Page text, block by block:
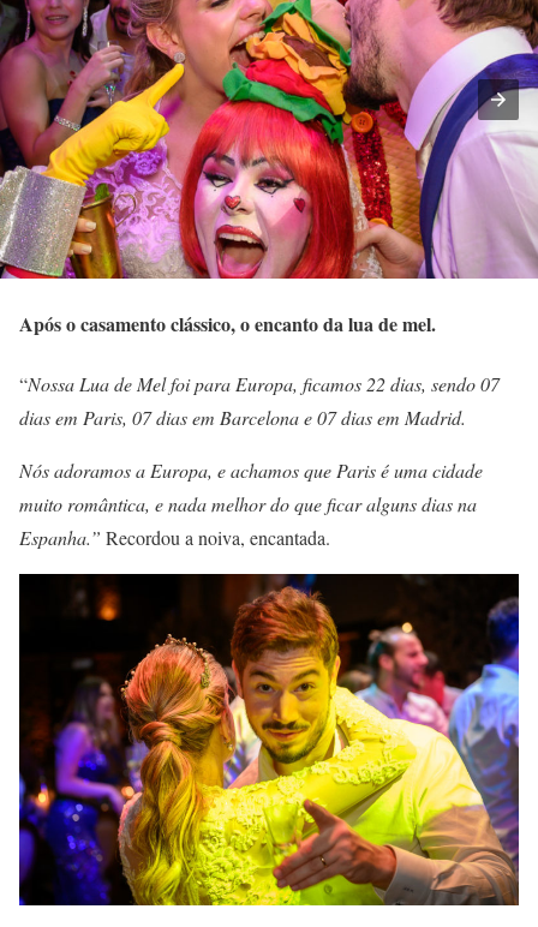
Após o casamento clássico, o encanto da lua de mel.
“Nossa Lua de Mel foi para Europa, ficamos 22 dias, sendo 07
dias em Paris, 07 dias em Barcelona e 07 dias em Madrid.
Nós adoramos a Europa, e achamos que Paris é uma cidade
muito romântica, e nada melhor do que ficar alguns dias na
Espanha.” Recordou a noiva, encantada.